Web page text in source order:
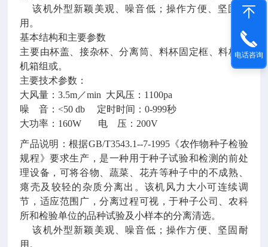
该机外型新颖美观、噪音低；操作方便、坚固耐
用。
基本结构和主要参数
主要由杯盖、接杂杯、分离筒、料杯固定框、料杯和
机箱组或。
主要技术参数：
大风量：3.5m／min 大风压：1100pa
噪 音：<50 db 定时时间：0-999秒
大功率：160W 电 压：200V
产品说明：根据GB/T3543.1--7-1995《农作物种子检验
规程》要求生产，是一种用于种子试验和检测的前处
理设备，可将谷物、蔬菜、花卉等种子中的不成熟、
瘪壳及较轻的杂质分离出。该机风力大小可连续调
节，适应范围广，分离过程可视，于种子公司、农科
所和检验单位的品种试验及小样本的分离清选。
该机外型新颖美观、噪音低；操作方便、坚固耐
用。
电话咨询